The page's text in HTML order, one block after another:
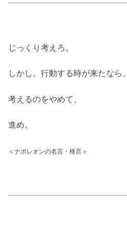
じっくり考えろ。
しかし、行動する時が来たなら、
考えるのをやめて、
進め。
＜ナポレオンの名言・格言＞